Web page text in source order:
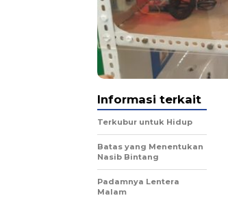
Informasi terkait
Terkubur untuk Hidup
Batas yang Menentukan
Nasib Bintang
Padamnya Lentera
Malam